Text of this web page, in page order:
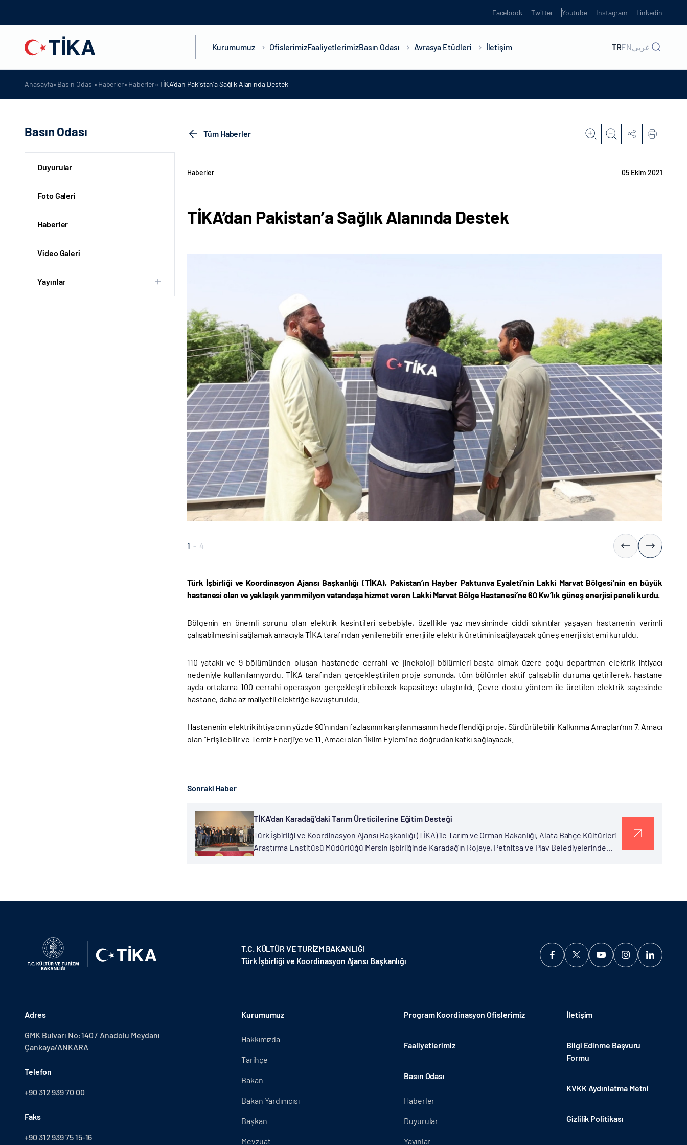
Facebook Twitter Youtube Instagram Linkedin
Kurumumuz OfislerimizFaaliyetlerimizBasın Odası Avrasya Etüdleri İletişim TRENعربي
Anasayfa»Basın Odası»Haberler»Haberler»TİKA’dan Pakistan’a Sağlık Alanında Destek
Basın Odası
Duyurular
Foto Galeri
Haberler
Video Galeri
Yayınlar
Tüm Haberler
Haberler 05 Ekim 2021
TİKA’dan Pakistan’a Sağlık Alanında Destek
1 - 4
Türk İşbirliği ve Koordinasyon Ajansı Başkanlığı (TİKA), Pakistan’ın Hayber Paktunva Eyaleti’nin Lakki Marvat Bölgesi’nin en büyük
hastanesi olan ve yaklaşık yarım milyon vatandaşa hizmet veren Lakki Marvat Bölge Hastanesi’ne 60 Kw’lık güneş enerjisi paneli kurdu.
Bölgenin en önemli sorunu olan elektrik kesintileri sebebiyle, özellikle yaz mevsiminde ciddi sıkıntılar yaşayan hastanenin verimli
çalışabilmesini sağlamak amacıyla TİKA tarafından yenilenebilir enerji ile elektrik üretimini sağlayacak güneş enerji sistemi kuruldu.
110 yataklı ve 9 bölümünden oluşan hastanede cerrahi ve jinekoloji bölümleri başta olmak üzere çoğu departman elektrik ihtiyacı
nedeniyle kullanılamıyordu. TİKA tarafından gerçekleştirilen proje sonunda, tüm bölümler aktif çalışabilir duruma getirilerek, hastane
ayda ortalama 100 cerrahi operasyon gerçekleştirebilecek kapasiteye ulaştırıldı. Çevre dostu yöntem ile üretilen elektrik sayesinde
hastane, daha az maliyetli elektriğe kavuşturuldu.
Hastanenin elektrik ihtiyacının yüzde 90’nından fazlasının karşılanmasının hedeflendiği proje, Sürdürülebilir Kalkınma Amaçları’nın 7. Amacı
olan “Erişilebilir ve Temiz Enerji’ye ve 11. Amacı olan “İklim Eylemi”ne doğrudan katkı sağlayacak.
Sonraki Haber
TİKA’dan Karadağ’daki Tarım Üreticilerine Eğitim Desteği
Türk İşbirliği ve Koordinasyon Ajansı Başkanlığı (TİKA) ile Tarım ve Orman Bakanlığı, Alata Bahçe Kültürleri
Araştırma Enstitüsü Müdürlüğü Mersin işbirliğinde Karadağ’ın Rojaye, Petnitsa ve Plav Belediyelerinde
T.C. KÜLTÜR VE TURİZM BAKANLIĞI
Türk İşbirliği ve Koordinasyon Ajansı Başkanlığı
Adres
GMK Bulvarı No:140 / Anadolu Meydanı
Çankaya/ANKARA
Telefon
+90 312 939 70 00
Faks
+90 312 939 75 15-16
Kurumumuz
Hakkımızda
Tarihçe
Bakan
Bakan Yardımcısı
Başkan
Mevzuat
Program Koordinasyon Ofislerimiz
Faaliyetlerimiz
Basın Odası
Haberler
Duyurular
Yayınlar
İletişim
Bilgi Edinme Başvuru
Formu
KVKK Aydınlatma Metni
Gizlilik Politikası